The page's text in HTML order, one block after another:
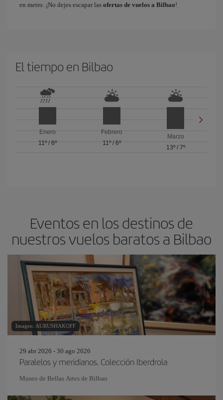
en metro. ¡No dejes escapar las ofertas de vuelos a Bilbao!
El tiempo en Bilbao
Enero
11º/ 6º
Febrero
11º/ 6º
Marzo
13º/ 7º
Eventos en los destinos de
nuestros vuelos baratos a Bilbao
Imagen: AURUSHAKOFF
29 abr 2026 - 30 ago 2026
Paralelos y meridianos. Colección Iberdrola
Museo de Bellas Artes de Bilbao